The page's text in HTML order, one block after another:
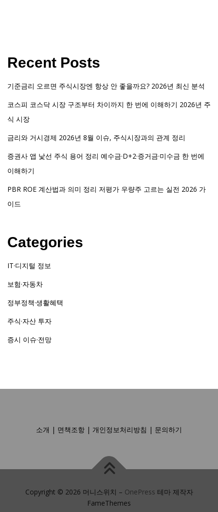
Recent Posts
기준금리 오르면 주식시장엔 항상 안 좋을까요? 2026년 최신 분석
코스피 코스닥 시장 구조부터 차이까지 한 번에 이해하기 2026년 주
식 시장
금리와 거시경제 2026년 8월 이슈, 주식시장과의 관계 정리
증권사 앱 낯선 주식 용어 정리 예수금·D+2·증거금·미수금 한 번에
이해하기
PBR ROE 계산법과 의미 정리 저평가 우량주 고르는 실전 2026 가
이드
Categories
IT·디지털 정보
보험·자동차
정부정책·생활혜택
주식·자산 투자
증시 이슈·전망
소개 | 면책조항 | 개인정보처리방침 | 문의하기
Copyright © 2026 머니스위치 – OnePress 테마 제작자
FameThemes